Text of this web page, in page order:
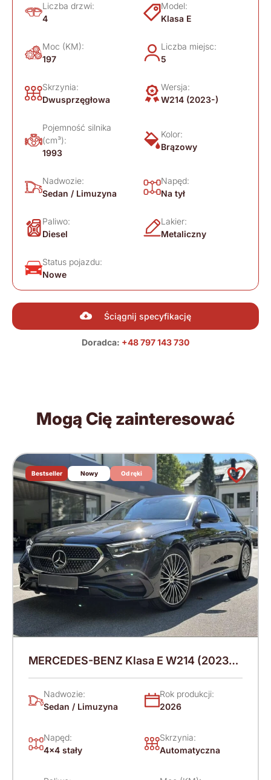
Liczba drzwi:
4
Model:
Klasa E
Moc (KM):
197
Liczba miejsc:
5
Skrzynia:
Dwusprzęgłowa
Wersja:
W214 (2023-)
Pojemność silnika
(cm³):
1993
Kolor:
Brązowy
Nadwozie:
Sedan / Limuzyna
Napęd:
Na tył
Paliwo:
Diesel
Lakier:
Metaliczny
Status pojazdu:
Nowe
Ściągnij specyfikację
Doradca: +48 797 143 730
Mogą Cię zainteresować
Bestseller Nowy Od ręki
MERCEDES-BENZ Klasa E W214 (2023-)
220 KM (2026)
Nadwozie:
Sedan / Limuzyna
Rok produkcji:
2026
Napęd:
4x4 stały
Skrzynia:
Automatyczna